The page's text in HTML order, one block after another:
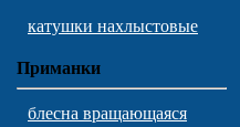
катушки нахлыстовые
Приманки
блесна вращающаяся